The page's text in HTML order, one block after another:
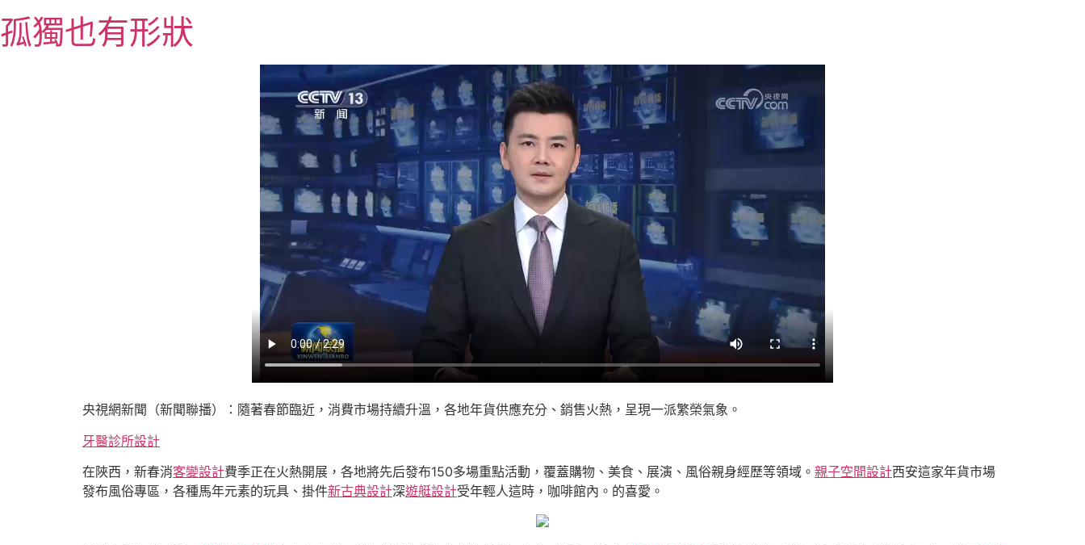
至
主
孤獨也有形狀
央視網新聞（新聞聯播）：隨著春節臨近，消費市場持續升溫，各地年貨供應充分、銷售火熱，呈現一派繁榮氣象。
牙醫診所設計
在陜西，新春消客變設計費季正在火熱開展，各地將先后發布150多場重點活動，覆蓋購物、美食、展演、風俗親身經歷等領域。 親子空間設計西安這家年貨市場
發布風俗專區，各種馬年元素的玩具、掛件新古典設計深遊艇設計受年輕人這時，咖啡館內。的喜愛。